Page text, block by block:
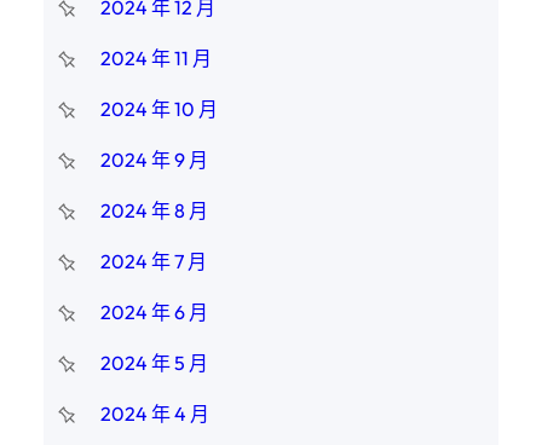
2024 年 12 月
2024 年 11 月
2024 年 10 月
2024 年 9 月
2024 年 8 月
2024 年 7 月
2024 年 6 月
2024 年 5 月
2024 年 4 月